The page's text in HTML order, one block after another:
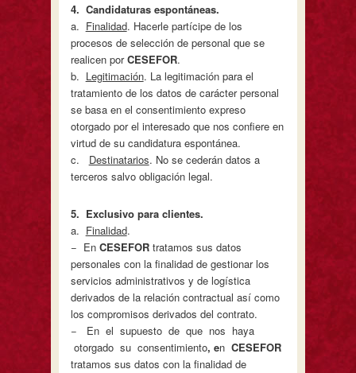
4. Candidaturas espontáneas.
a. Finalidad. Hacerle partícipe de los
procesos de selección de personal que se
realicen porCESEFOR.
b. Legitimación. La legitimación para el
tratamiento de los datos de carácter personal
se basa en el consentimiento expreso
otorgado por el interesado que nos confiere en
virtud de su candidatura espontánea.
c. Destinatarios. No se cederán datos a
terceros salvo obligación legal.
5. Exclusivo para clientes.
a. Finalidad.
− En CESEFOR tratamos sus datos
personales con la finalidad de gestionar los
servicios administrativos y de logística
derivados de la relación contractual así como
los compromisos derivados del contrato.
− En el supuesto de que nos haya
otorgado su consentimiento, en CESEFOR
tratamos sus datos con la finalidad de